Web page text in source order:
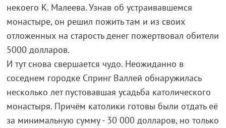
некоего К. Малеева. Узнав об устраивавшемся
монастыре, он решил пожить там и из своих
отложенных на старость денег пожертвовал обители
5000 долларов.
И тут снова свершается чудо. Неожиданно в
соседнем городке Спринг Валлей обнаружилась
несколько лет пустовавшая усадьба католического
монастыря. Причём католики готовы были отдать её
за минимальную сумму - 30 000 долларов, но только